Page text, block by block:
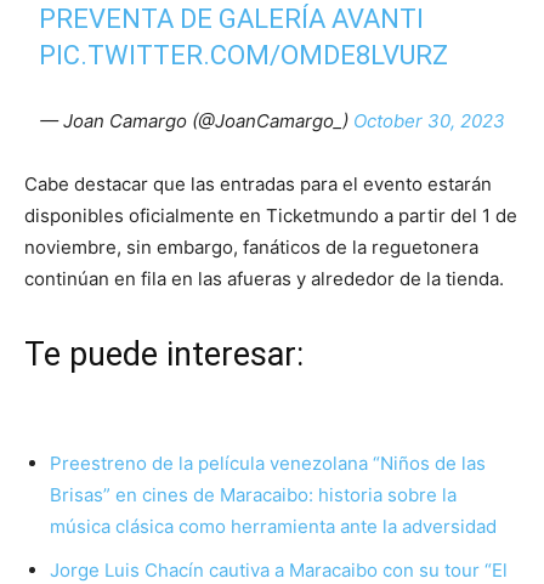
PREVENTA DE GALERÍA AVANTI
PIC.TWITTER.COM/OMDE8LVURZ
— Joan Camargo (@JoanCamargo_) October 30, 2023
Cabe destacar que las entradas para el evento estarán
disponibles oficialmente en Ticketmundo a partir del 1 de
noviembre, sin embargo, fanáticos de la reguetonera
continúan en fila en las afueras y alrededor de la tienda.
Te puede interesar:
Preestreno de la película venezolana “Niños de las
Brisas” en cines de Maracaibo: historia sobre la
música clásica como herramienta ante la adversidad
Jorge Luis Chacín cautiva a Maracaibo con su tour “El